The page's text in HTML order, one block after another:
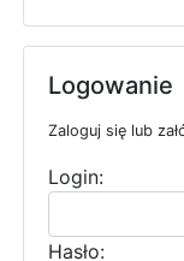
Logowanie
Zaloguj się lub
Login:
Hasło: